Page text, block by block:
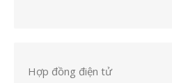
Hợp đồng điện tử